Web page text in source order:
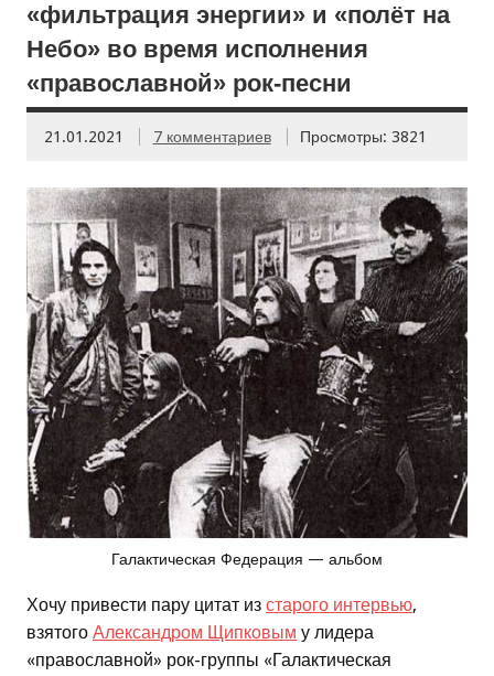
«фильтрация энергии» и «полёт на
Небо» во время исполнения
«православной» рок-песни
21.01.2021 7 комментариев Просмотры: 3821
Галактическая Федерация — альбом
Хочу привести пару цитат из старого интервью,
взятого Александром Щипковым у лидера
«православной» рок-группы «Галактическая